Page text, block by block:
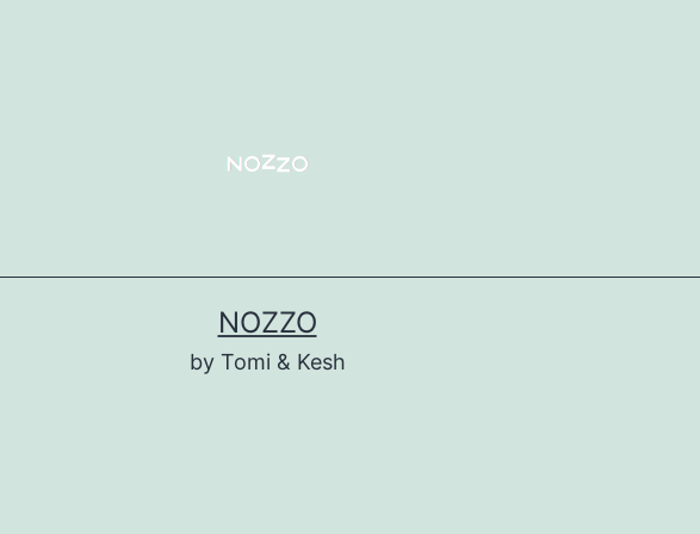
NOZZO
by Tomi & Kesh